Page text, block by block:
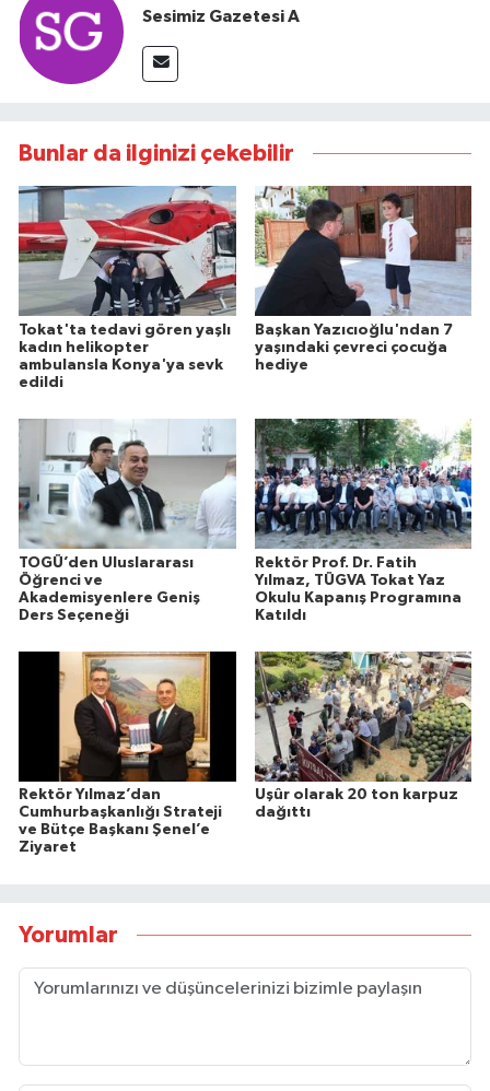
Sesimiz Gazetesi A
Bunlar da ilginizi çekebilir
Tokat'ta tedavi gören yaşlı
kadın helikopter
ambulansla Konya'ya sevk
edildi
Başkan Yazıcıoğlu'ndan 7
yaşındaki çevreci çocuğa
hediye
TOGÜ’den Uluslararası
Öğrenci ve
Akademisyenlere Geniş
Ders Seçeneği
Rektör Prof. Dr. Fatih
Yılmaz, TÜGVA Tokat Yaz
Okulu Kapanış Programına
Katıldı
Rektör Yılmaz’dan
Cumhurbaşkanlığı Strateji
ve Bütçe Başkanı Şenel’e
Ziyaret
Uşûr olarak 20 ton karpuz
dağıttı
Yorumlar